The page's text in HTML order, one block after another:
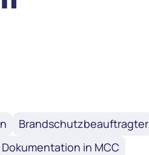
Brandschutzbeauftragter
Dokumentation in MCC